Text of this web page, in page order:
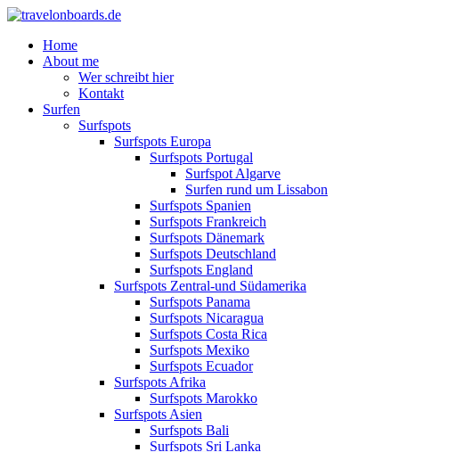
Home
About me
Wer schreibt hier
Kontakt
Surfen
Surfspots
Surfspots Europa
Surfspots Portugal
Surfspot Algarve
Surfen rund um Lissabon
Surfspots Spanien
Surfspots Frankreich
Surfspots Dänemark
Surfspots Deutschland
Surfspots England
Surfspots Zentral-und Südamerika
Surfspots Panama
Surfspots Nicaragua
Surfspots Costa Rica
Surfspots Mexiko
Surfspots Ecuador
Surfspots Afrika
Surfspots Marokko
Surfspots Asien
Surfspots Bali
Surfspots Sri Lanka